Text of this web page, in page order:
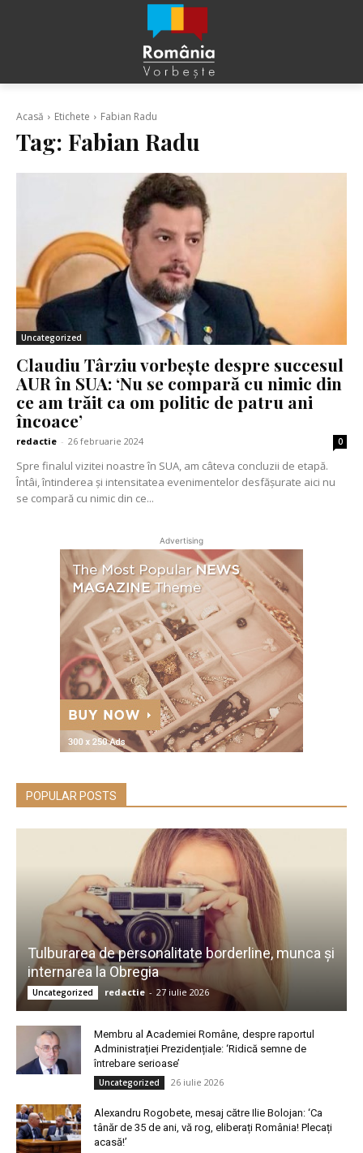
Acasă Etichete Fabian Radu
Tag: Fabian Radu
Uncategorized
Claudiu Târziu vorbește despre succesul
AUR în SUA: ‘Nu se compară cu nimic din
ce am trăit ca om politic de patru ani
încoace’
redactie - 26 februarie 2024 0
Spre finalul vizitei noastre în SUA, am câteva concluzii de etapă.
Întâi, întinderea și intensitatea evenimentelor desfășurate aici nu
se compară cu nimic din ce...
Advertising
POPULAR POSTS
Tulburarea de personalitate borderline, munca și
internarea la Obregia
Uncategorized redactie - 27 iulie 2026
Membru al Academiei Române, despre raportul
Administrației Prezidențiale: ‘Ridică semne de
întrebare serioase’
Uncategorized 26 iulie 2026
Alexandru Rogobete, mesaj către Ilie Bolojan: ‘Ca
tânăr de 35 de ani, vă rog, eliberați România! Plecați
acasă!’